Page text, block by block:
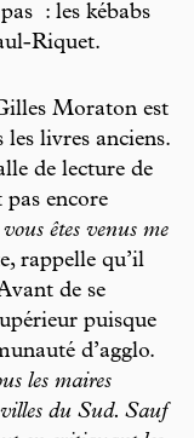
: les kébabs
Riquet.
Moraton est
les livres anciens.
de lecture de
encore
êtes venus me
rappelle qu’il
de se
puisque
d’agglo.
les maires
villes du Sud. Sauf